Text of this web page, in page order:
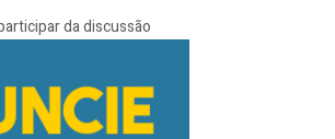
da discussão